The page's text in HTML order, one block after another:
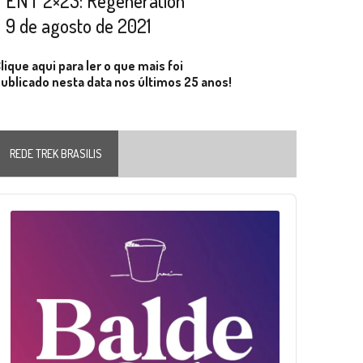
9 de agosto de 2021
aqui para ler o que mais foi
nesta data nos últimos 25 anos!
REDE TREK BRASILIS
Player